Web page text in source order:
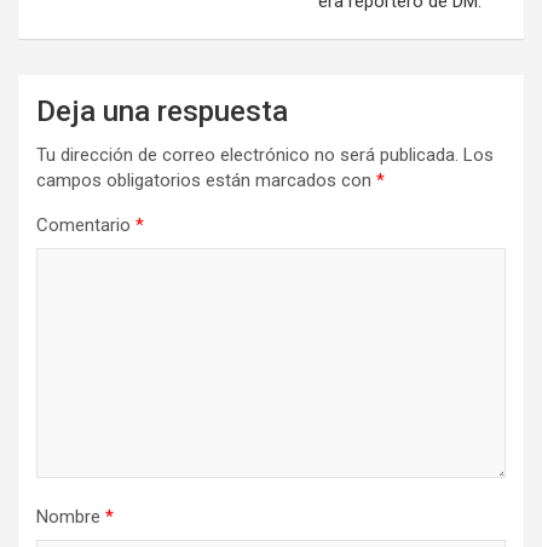
Deja una respuesta
Tu dirección de correo electrónico no será publicada. Los
campos obligatorios están marcados con *
Comentario *
Nombre *